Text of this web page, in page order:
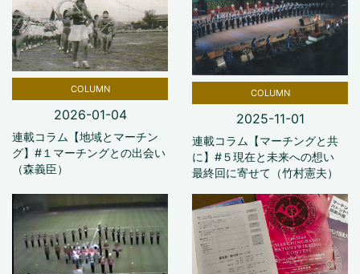
COLUMN
2026-01-04
連載コラム【地域とマーチン
グ】#１マーチングとの出会い
（森義臣）
COLUMN
2025-11-01
連載コラム【マーチングと共
に】#５現在と未来への想い
最終回に寄せて（竹村憲夫）